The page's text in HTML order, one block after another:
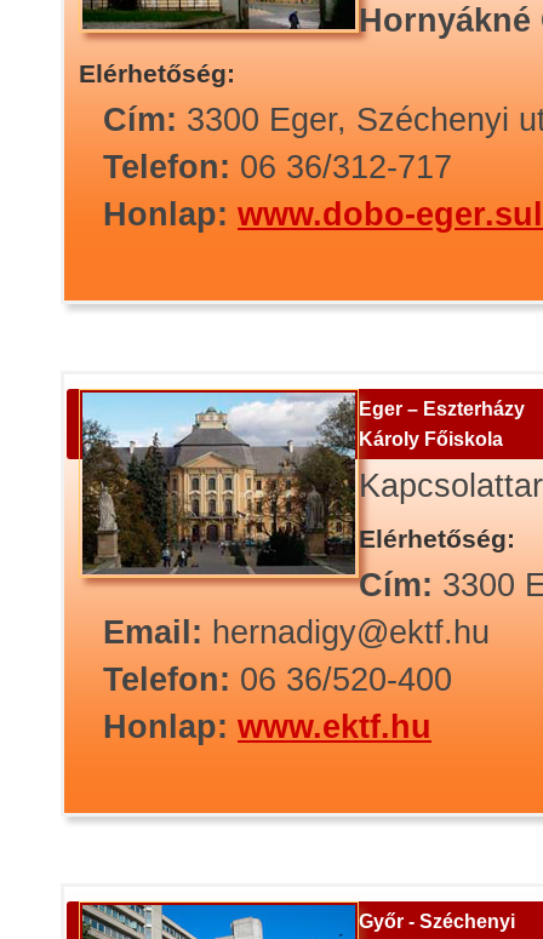
Elérhetőség:
Cím: 3300 Eger, Széchenyi
Telefon: 06 36/312-717
Honlap: www.dobo-
Eger – Eszterházy
Károly Főiskola
Elérhetőség:
Cím: 3300
Email: hernadigy@ektf.hu
Telefon: 06 36/520-400
Honlap: www.ektf.hu
Győr - Széchenyi